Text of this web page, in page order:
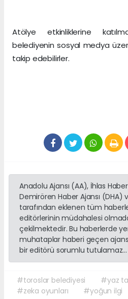
Atölye etkinliklerine
belediyenin sosyal medya
takip edebilirler.
Anadolu Ajansı (AA), İhlas
Demirören Haber Ajansı (DHA)
tarafından eklenen tüm
editörlerinin müdahalesi
çekilmektedir. Bu haberlerde
muhataplar haberi geçen
bir editörü sorumlu tutulamaz...
#toroslar belediyesi #yaz
#zeka oyunları
#yoğun ilgi